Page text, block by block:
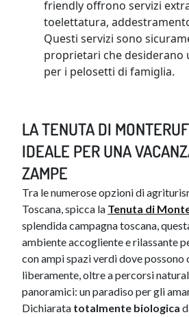
friendly offrono servizi
toelettatura,
Questi servizi sono
proprietari che desiderano
per i pelosetti di famiglia.
LA TENUTA DI
IDEALE PER UNA
ZAMPE
Tra le numerose opzioni di
Toscana, spicca la Tenuta di
splendida campagna toscana,
ambiente accogliente e rilassante
con ampi spazi verdi dove possono
liberamente, oltre a percorsi
panoramici: un paradiso per gli
Dichiarata totalmente biologica